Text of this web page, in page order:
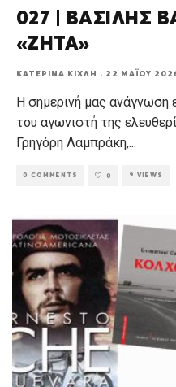
027 | ΒΑΣΙΛΗΣ
«ΖΗΤΑ»
ΚΑΤΕΡΊΝΑ ΚΊΧΛΗ · 22 ΜΑΪ́ΟΥ
Η σημερινή μας ανάγνωση
του αγωνιστή της
Γρηγόρη Λαμπράκη,...
0 COMMENTS 0 9 VIEWS